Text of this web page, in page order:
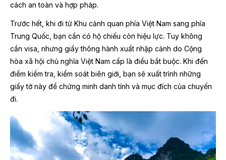
cách an toàn và hợp pháp.
Trước hết, khi đi từ Khu cảnh quan phía Việt Nam sang phía
Trung Quốc, bạn cần có hộ chiếu còn hiệu lực. Tuy không
cần visa, nhưng giấy thông hành xuất nhập cảnh do Cộng
hòa xã hội chủ nghĩa Việt Nam cấp là điều bắt buộc. Khi đến
điểm kiểm tra, kiểm soát biên giới, bạn sẽ xuất trình những
giấy tờ này để chứng minh danh tính và mục đích của chuyến
đi.